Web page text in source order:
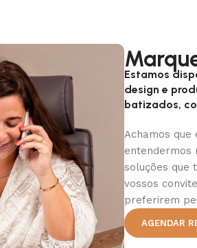
Estamos
design e
batizados,
Achamos
entendermos
soluções que
vossos
preferirem
AGENDAR